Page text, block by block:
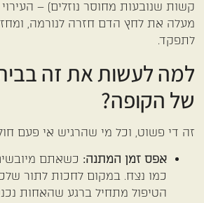
קשות שנובעות מחוסר נוזלים) –
מעלה את לחץ הדם חזרה לנורמה,
לתפקד.
למה לעשות את זה
של הקופה?
זה די פשוט, וכל מי שהרגיש אי פעם
אפס זמן המתנה: כשאתם
כמו נצח. במקום לחכות לתור
הטיפול מתחיל ברגע שהאחות